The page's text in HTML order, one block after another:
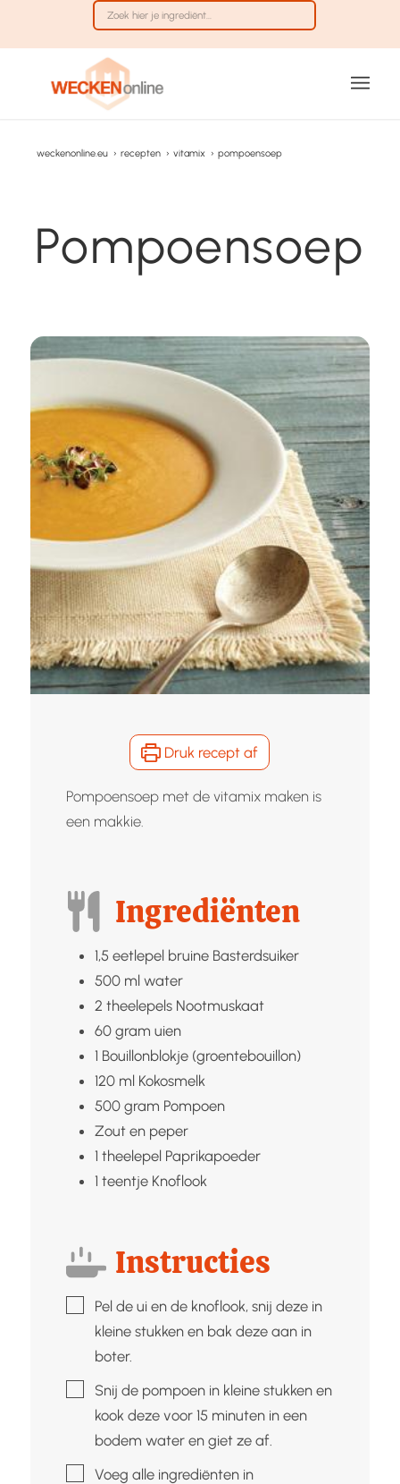
weckenonline.eu › recepten › vitamix › pompoensoep
Pompoensoep
Druk recept af
Pompoensoep met de vitamix maken is
een makkie.
Ingrediënten
1,5 eetlepel bruine Basterdsuiker
500 ml water
2 theelepels Nootmuskaat
60 gram uien
1 Bouillonblokje (groentebouillon)
120 ml Kokosmelk
500 gram Pompoen
Zout en peper
1 theelepel Paprikapoeder
1 teentje Knoflook
Instructies
▢Pel de ui en de knoflook, snij deze in
kleine stukken en bak deze aan in
boter.
▢Snij de pompoen in kleine stukken en
kook deze voor 15 minuten in een
bodem water en giet ze af.
▢Voeg alle ingrediënten in